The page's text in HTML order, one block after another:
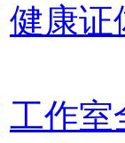
健康证
工作室